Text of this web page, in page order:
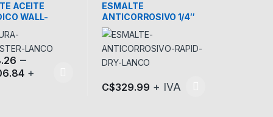
ACEITE
WALL-
–
+
tiene múltiples variantes. Las opciones se pueden elegir en
ESMALTE
ANTICORROSIVO 1/4″
RAPID DRY
C$329.99 + IVA
Este producto tiene múltiples variantes.